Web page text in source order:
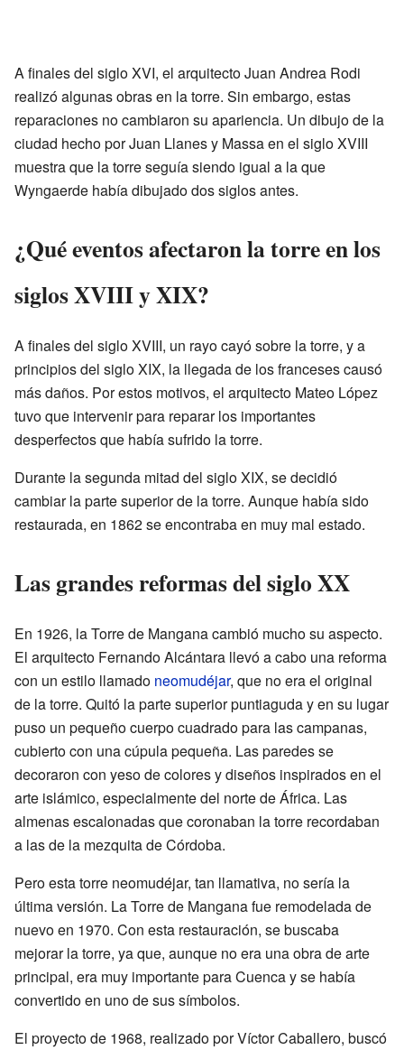
A finales del siglo XVI, el arquitecto Juan Andrea Rodi
realizó algunas obras en la torre. Sin embargo, estas
reparaciones no cambiaron su apariencia. Un dibujo de la
ciudad hecho por Juan Llanes y Massa en el siglo XVIII
muestra que la torre seguía siendo igual a la que
Wyngaerde había dibujado dos siglos antes.
¿Qué eventos afectaron la torre en los
siglos XVIII y XIX?
A finales del siglo XVIII, un rayo cayó sobre la torre, y a
principios del siglo XIX, la llegada de los franceses causó
más daños. Por estos motivos, el arquitecto Mateo López
tuvo que intervenir para reparar los importantes
desperfectos que había sufrido la torre.
Durante la segunda mitad del siglo XIX, se decidió
cambiar la parte superior de la torre. Aunque había sido
restaurada, en 1862 se encontraba en muy mal estado.
Las grandes reformas del siglo XX
En 1926, la Torre de Mangana cambió mucho su aspecto.
El arquitecto Fernando Alcántara llevó a cabo una reforma
con un estilo llamado neomudéjar, que no era el original
de la torre. Quitó la parte superior puntiaguda y en su lugar
puso un pequeño cuerpo cuadrado para las campanas,
cubierto con una cúpula pequeña. Las paredes se
decoraron con yeso de colores y diseños inspirados en el
arte islámico, especialmente del norte de África. Las
almenas escalonadas que coronaban la torre recordaban
a las de la mezquita de Córdoba.
Pero esta torre neomudéjar, tan llamativa, no sería la
última versión. La Torre de Mangana fue remodelada de
nuevo en 1970. Con esta restauración, se buscaba
mejorar la torre, ya que, aunque no era una obra de arte
principal, era muy importante para Cuenca y se había
convertido en uno de sus símbolos.
El proyecto de 1968, realizado por Víctor Caballero, buscó